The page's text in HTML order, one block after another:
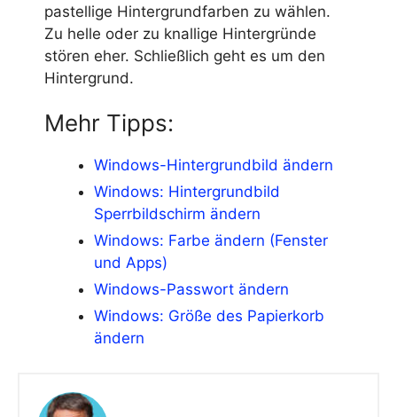
pastellige Hintergrundfarben zu wählen.
Zu helle oder zu knallige Hintergründe
stören eher. Schließlich geht es um den
Hintergrund.
Mehr Tipps:
Windows-Hintergrundbild ändern
Windows: Hintergrundbild
Sperrbildschirm ändern
Windows: Farbe ändern (Fenster
und Apps)
Windows-Passwort ändern
Windows: Größe des Papierkorb
ändern